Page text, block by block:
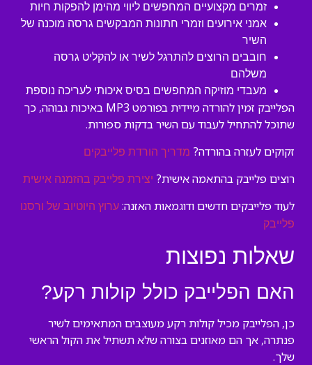
זמרים מקצועיים המחפשים ליווי מהימן להפקות חיות
אמני אירועים וזמרי חתונות המבקשים גרסה מוכנה של
השיר
חובבים הרוצים להתרגל לשיר או להקליט גרסה
משלהם
מעבדי מוזיקה המחפשים בסיס איכותי לעריכה נוספת
הפלייבק זמין להורדה מיידית בפורמט MP3 באיכות גבוהה, כך
שתוכל להתחיל לעבוד עם השיר בדקות ספורות.
זקוקים לעזרה בהורדה? מדריך הורדת פלייבקים
רוצים פלייבק בהתאמה אישית? יצירת פלייבק בהזמנה אישית
לעוד פלייבקים חדשים ודוגמאות האזנה: ערוץ היוטיוב של ורסנו
פלייבק
שאלות נפוצות
האם הפלייבק כולל קולות רקע?
כן, הפלייבק מכיל קולות רקע מעוצבים המתאימים לשיר
פנתרה, אך הם מאוזנים בצורה שלא תשתיל את הקול הראשי
שלך.